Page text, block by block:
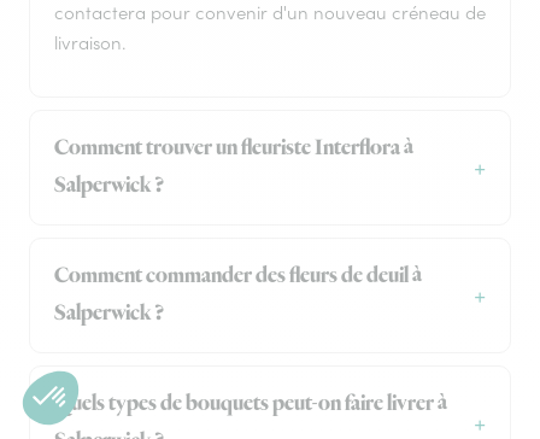
contactera pour convenir d'un nouveau créneau de
livraison.
Comment trouver un fleuriste Interflora à
Salperwick ?
Comment commander des fleurs de deuil à
Salperwick ?
Quels types de bouquets peut-on faire livrer à